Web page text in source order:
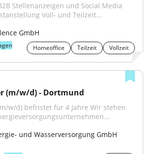
Stellenanzeigen und Social Media
Voll- und Teilzeit...
GmbH
Homeoffice Teilzeit Vollzeit
(m/w/d) - Dortmund
w/d) befristet für 4 Jahre Wir stehen
und Wasserversorgung GmbH